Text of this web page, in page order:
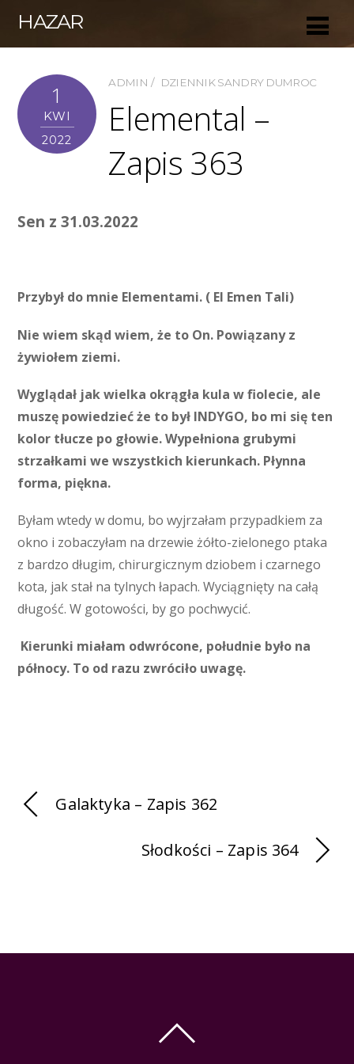
HAZAR
1
KWI
2022
ADMIN DZIENNIK SANDRY DUMROC
Elemental –
Zapis 363
Sen z 31.03.2022
Przybył do mnie Elementami. ( El Emen Tali)
Nie wiem skąd wiem, że to On. Powiązany z
żywiołem ziemi.
Wyglądał jak wielka okrągła kula w fiolecie, ale
muszę powiedzieć że to był INDYGO, bo mi się ten
kolor tłucze po głowie. Wypełniona grubymi
strzałkami we wszystkich kierunkach. Płynna
forma, piękna.
Byłam wtedy w domu, bo wyjrzałam przypadkiem za
okno i zobaczyłam na drzewie żółto-zielonego ptaka
z bardzo długim, chirurgicznym dziobem i czarnego
kota, jak stał na tylnych łapach. Wyciągnięty na całą
długość. W gotowości, by go pochwycić.
Kierunki miałam odwrócone, południe było na
północy. To od razu zwróciło uwagę.
Galaktyka – Zapis 362
Słodkości – Zapis 364